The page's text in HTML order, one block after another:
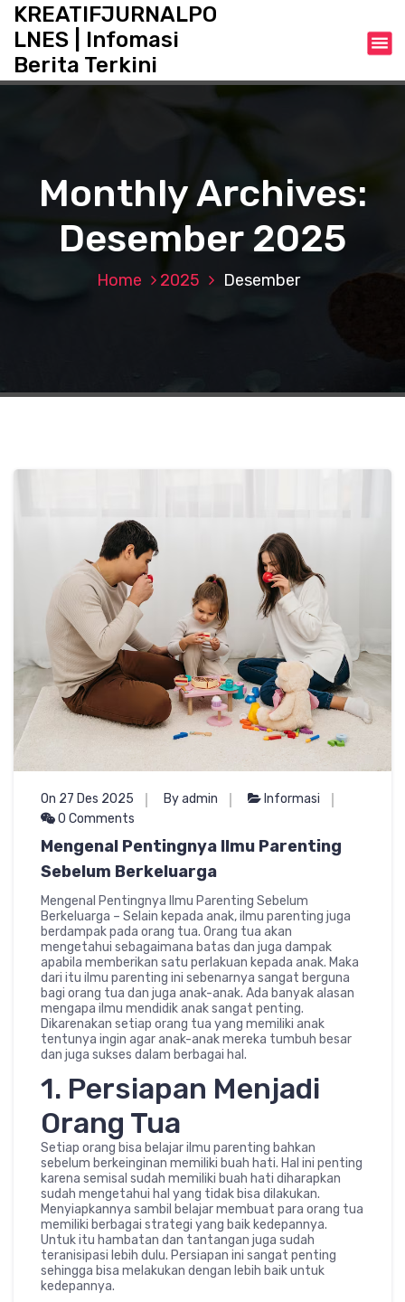
t
KREATIFJURNALPO
LNES | Infomasi
Berita Terkini
Monthly Archives:
Desember 2025
Home 2025 Desember
On 27 Des 2025 By admin
Informasi
0 Comments
Mengenal Pentingnya Ilmu Parenting
Sebelum Berkeluarga
Mengenal Pentingnya Ilmu Parenting Sebelum
Berkeluarga – Selain kepada anak, ilmu parenting juga
berdampak pada orang tua. Orang tua akan
mengetahui sebagaimana batas dan juga dampak
apabila memberikan satu perlakuan kepada anak. Maka
dari itu ilmu parenting ini sebenarnya sangat berguna
bagi orang tua dan juga anak-anak. Ada banyak alasan
mengapa ilmu mendidik anak sangat penting.
Dikarenakan setiap orang tua yang memiliki anak
tentunya ingin agar anak-anak mereka tumbuh besar
dan juga sukses dalam berbagai hal.
1. Persiapan Menjadi
Orang Tua
Setiap orang bisa belajar ilmu parenting bahkan
sebelum berkeinginan memiliki buah hati. Hal ini penting
karena semisal sudah memiliki buah hati diharapkan
sudah mengetahui hal yang tidak bisa dilakukan.
Menyiapkannya sambil belajar membuat para orang tua
memiliki berbagai strategi yang baik kedepannya.
Untuk itu hambatan dan tantangan juga sudah
teranisipasi lebih dulu. Persiapan ini sangat penting
sehingga bisa melakukan dengan lebih baik untuk
kedepannya.